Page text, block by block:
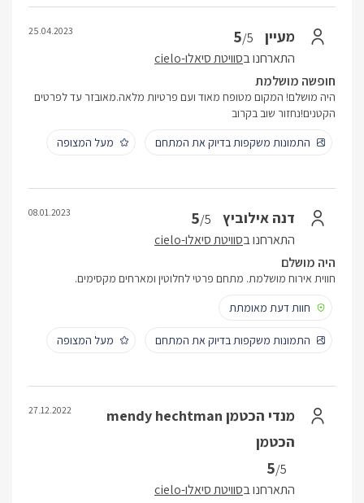
מעיין 5/5
התארחנו בסוויטת סיאלו-cielo
25.04.2023
חופשה מושלמת
היה מושלם! המקום מטופח מאוד ועם פרטיות מלאה.מאובזר עד לפרטים
הקטנים!נחזור שוב בקרוב
התמונות משקפות בדיוק את המתחם
מעל המצופה
דנה אילוביץ 5/5
התארחנו בסוויטת סיאלו-cielo
08.01.2023
היה מושלם
חווית אירוח מושלמת. מתחם פרטי לחלוטין ומארחים מקסימים.
חוות דעת מאומתת
התמונות משקפות בדיוק את המתחם מעל המצופה
מנדי הכטמן mendy hechtman
הכטמן
5/5
התארחנו בסוויטת סיאלו-cielo
27.12.2022